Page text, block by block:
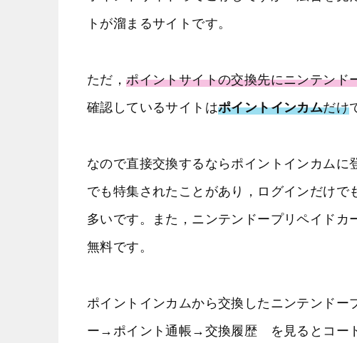
トが溜まるサイトです。
ただ，ポイントサイトの交換先にニンテンド
確認しているサイトはポイントインカムだけ
なので直接交換するならポイントインカム
でも特集されたことがあり，ログインだけ
多いです。また，ニンテンドープリペイド
無料です。
ポイントインカムから交換したニンテンドー
ー→ポイント通帳→交換履歴 を見るとコード